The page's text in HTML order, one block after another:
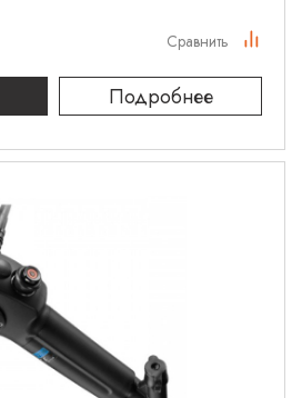
Подробнее
Сравнить